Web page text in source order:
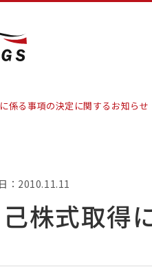
係る事項の決定に関するお知らせ
：2010.11.11
株式取得